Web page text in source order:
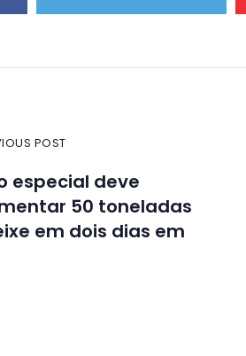
POST
especial deve
50 toneladas
em dois dias em